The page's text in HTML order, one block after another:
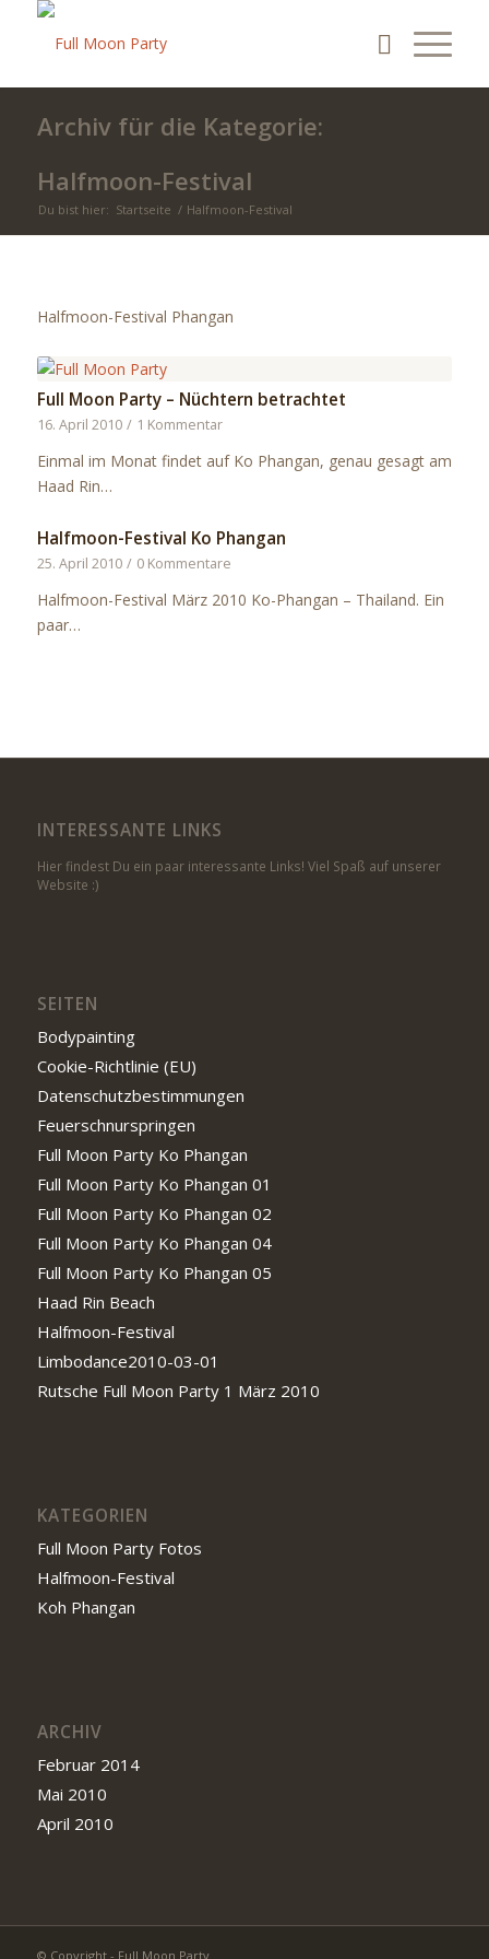
Archiv für die Kategorie:
Halfmoon-Festival
Du bist hier: Startseite / Halfmoon-Festival
Halfmoon-Festival Phangan
Full Moon Party – Nüchtern betrachtet
16. April 2010 / 1 Kommentar
Einmal im Monat findet auf Ko Phangan, genau gesagt am
Haad Rin…
Halfmoon-Festival Ko Phangan
25. April 2010 / 0 Kommentare
Halfmoon-Festival März 2010 Ko-Phangan – Thailand. Ein
paar…
INTERESSANTE LINKS
Hier findest Du ein paar interessante Links! Viel Spaß auf unserer
Website :)
SEITEN
Bodypainting
Cookie-Richtlinie (EU)
Datenschutzbestimmungen
Feuerschnurspringen
Full Moon Party Ko Phangan
Full Moon Party Ko Phangan 01
Full Moon Party Ko Phangan 02
Full Moon Party Ko Phangan 04
Full Moon Party Ko Phangan 05
Haad Rin Beach
Halfmoon-Festival
Limbodance2010-03-01
Rutsche Full Moon Party 1 März 2010
KATEGORIEN
Full Moon Party Fotos
Halfmoon-Festival
Koh Phangan
ARCHIV
Februar 2014
Mai 2010
April 2010
© Copyright - Full Moon Party